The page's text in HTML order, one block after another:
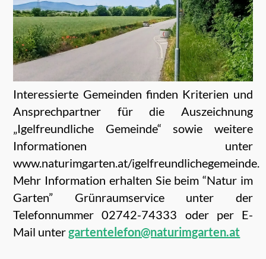
Interessierte Gemeinden finden Kriterien und
Ansprechpartner für die Auszeichnung
„Igelfreundliche Gemeinde“ sowie weitere
Informationen unter
www.naturimgarten.at/igelfreundlichegemeinde.
Mehr Information erhalten Sie beim “Natur im
Garten” Grünraumservice unter der
Telefonnummer 02742-74333 oder per E-
Mail untergartentelefon@naturimgarten.at